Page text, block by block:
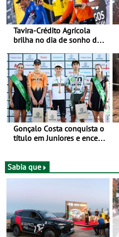
Tavira-Crédito Agrícola
brilha no dia de sonho de
Gonçalo Costa conquista o
título em Juniores e encerra
Sabia que